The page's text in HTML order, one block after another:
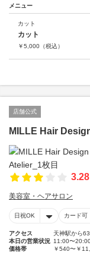
メニュー
カット
カット
￥5,000 （税込）
店舗公式
MILLE Hair
3.28
美容室・ヘアサロン
日祝OK カード可
アクセス
天神駅から
本日の営業状況 11:00〜
価格帯
￥540〜￥